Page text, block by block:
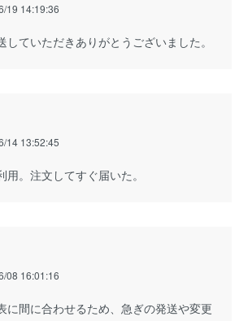
19 14:19:36
していただきありがとうございました。
14 13:52:45
。注文してすぐ届いた。
08 16:01:16
に間に合わせるため、急ぎの発送や変更